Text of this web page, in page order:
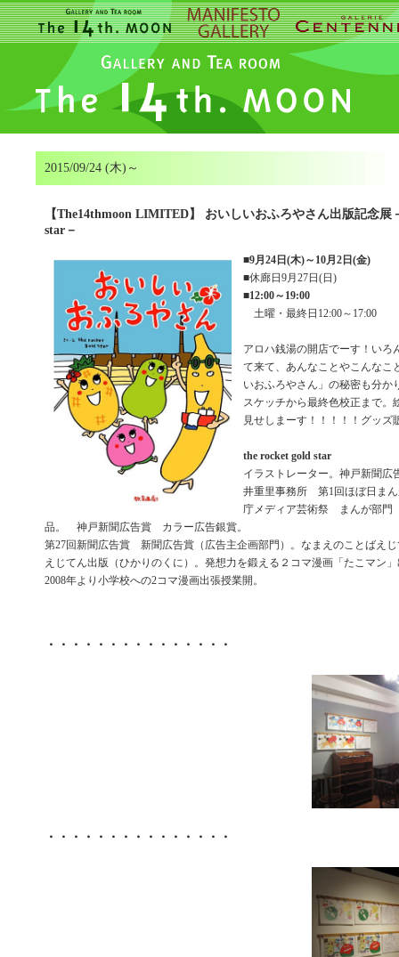
2015/09/24 (木)～
【The14thmoon LIMITED】 おいしいおふろやさん出版記念展
star－
■9月24日(木)～10月2日(金)
■休廊日9月27日(日)
■12:00～19:00
土曜・最終日12:00～17:00
アロハ銭湯の開店でーす！いろ
て来て、あんなことやこんな
いおふろやさん」の秘密も分か
スケッチから最終色校正まで。
見せしまーす！！！！！グッズ
the rocket gold star
イラストレーター。神戸新聞
井重里事務所 第1回ほぼ日ま
庁メディア芸術祭 まんが部門
品。 神戸新聞広告賞 カラー広告銀賞。
第27回新聞広告賞 新聞広告賞（広告主企画部門）。なまえのことばえ
えじてん出版（ひかりのくに）。発想力を鍛える２コマ漫画「たこマン
2008年より小学校への2コマ漫画出張授業開。
・・・・・・・・・・・・・・・
・・・・・・・・・・・・・・・